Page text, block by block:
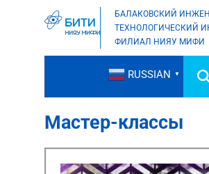
БАЛАКОВСКИЙ
ТЕХНОЛОГИЧЕСКИЙ
ФИЛИАЛ НИЯУ МИФИ
RUSSIAN ▼
Мастер-классы